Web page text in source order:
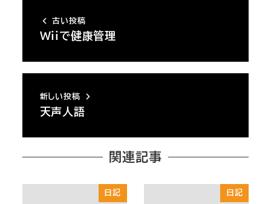
古い投稿
Wiiで健康管理
新しい投稿
天声人語
関連記事
日記 日記